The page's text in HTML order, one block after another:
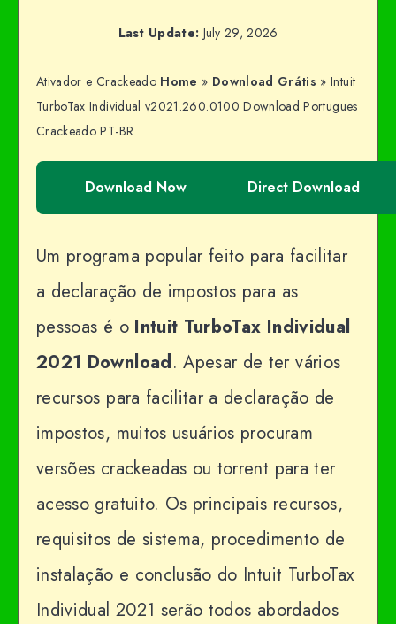
Last Update: July 29, 2026
Ativador e Crackeado Home » Download Grátis »Intuit
TurboTax Individual v2021.260.0100 Download Portugues
Crackeado PT-BR
Download Now Direct Download
Um programa popular feito para facilitar
a declaração de impostos para as
pessoas é o Intuit TurboTax Individual
2021 Download. Apesar de ter vários
recursos para facilitar a declaração de
impostos, muitos usuários procuram
versões crackeadas ou torrent para ter
acesso gratuito. Os principais recursos,
requisitos de sistema, procedimento de
instalação e conclusão do Intuit TurboTax
Individual 2021 serão todos abordados